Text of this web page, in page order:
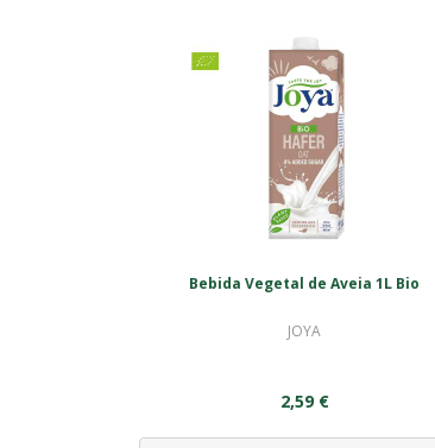
Bebida Vegetal de Aveia 1L Bio
JOYA
2,59 €